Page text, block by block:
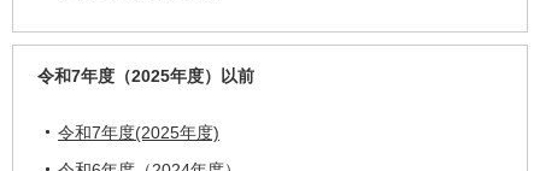
令和7年度（2025年度）以前
令和7年度(2025年度)